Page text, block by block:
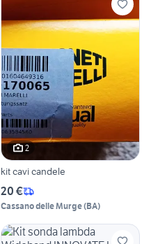
2
kit cavi candele
20 €
Cassano delle Murge(BA)